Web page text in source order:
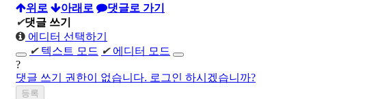
위로
아래로
댓글로 가기
✔댓글 쓰기
에디터 선택하기
✔ 텍스트 모드 ✔ 에디터 모드
?
댓글 쓰기 권한이 없습니다. 로그인 하시겠습니까?